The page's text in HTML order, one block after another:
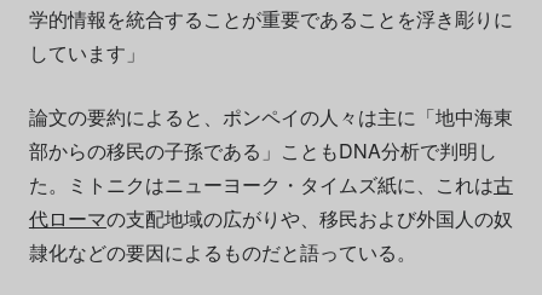
学的情報を統合することが重要であることを浮き彫りに
しています」
論文の要約によると、ポンペイの人々は主に「地中海東
部からの移民の子孫である」こともDNA分析で判明し
た。ミトニクはニューヨーク・タイムズ紙に、これは古
代ローマの支配地域の広がりや、移民および外国人の奴
隷化などの要因によるものだと語っている。